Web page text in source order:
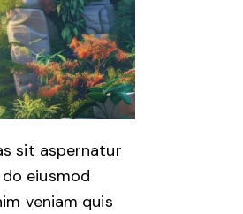
sit aspernatur
eiusmod
veniam quis